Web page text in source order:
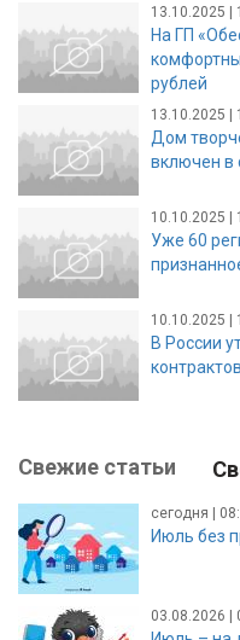
13.10.2025 |
На ГП
рублей
13.10.2025 |
Дом
включен в
10.10.2025 |
Уже 60
10.10.2025 |
В России
Свежие статьи
сегодня |
Июль без
03.08.2026 |